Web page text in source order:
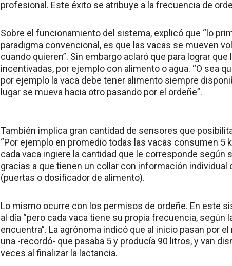
profesional. Este éxito se atribuye a la frecuencia de
Sobre el funcionamiento del sistema, explicó que “lo
paradigma convencional, es que las vacas se mueven
cuando quieren”. Sin embargo aclaró que para lograr
incentivadas, por ejemplo con alimento o agua. “O sea
por ejemplo la vaca debe tener alimento siempre
lugar se mueva hacia otro pasando por el ordeñe”.
También implica gran cantidad de sensores que
“Por ejemplo en promedio todas las vacas consumen 5
cada vaca ingiere la cantidad que le corresponde según
gracias a que tienen un collar con información
(puertas o dosificador de alimento).
Lo mismo ocurre con los permisos de ordeñe. En este
al día “pero cada vaca tiene su propia frecuencia, según
encuentra”. La agrónoma indicó que al inicio pasan por
una -recordó- que pasaba 5 y producía 90 litros, y van
veces al finalizar la lactancia.